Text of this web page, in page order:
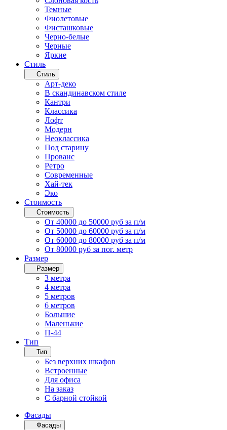
Темные
Фиолетовые
Фисташковые
Черно-белые
Черные
Яркие
Стиль
Стиль
Арт-деко
В скандинавском стиле
Кантри
Классика
Лофт
Модерн
Неоклассика
Под старину
Прованс
Ретро
Современные
Хай-тек
Эко
Стоимость
Стоимость
От 40000 до 50000 руб за п/м
От 50000 до 60000 руб за п/м
От 60000 до 80000 руб за п/м
От 80000 руб за пог. метр
Размер
Размер
3 метра
4 метра
5 метров
6 метров
Большие
Маленькие
П-44
Тип
Тип
Без верхних шкафов
Встроенные
Для офиса
На заказ
С барной стойкой
Фасады
Фасады